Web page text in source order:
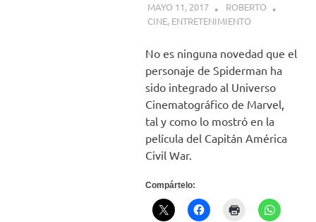
MAYO 11, 2017
ROBERTO
CINE, ENTRETENIMIENTO
No es ninguna novedad que el
personaje de Spiderman ha
sido integrado al Universo
Cinematográfico de Marvel,
tal y como lo mostró en la
película del Capitán América
Civil War.
Compártelo: